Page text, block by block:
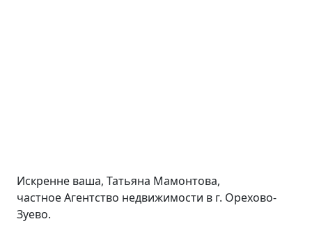
Искренне ваша, Татьяна Мамонтова,
частное Агентство недвижимости в г. Орехово-
Зуево.